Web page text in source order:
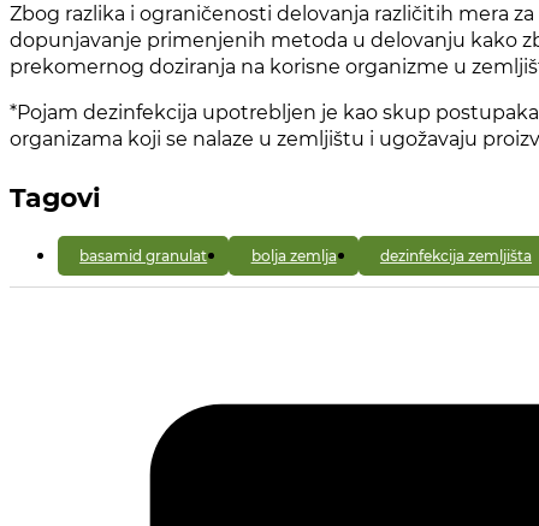
Zbog razlika i ograničenosti delovanja različitih mera
dopunjavanje primenjenih metoda u delovanju kako
prekomernog doziranja na korisne organizme u
*Pojam dezinfekcija upotrebljen je kao skup
organizama koji se nalaze u zemljištu i ugožavaju
Tagovi
basamid granulat bolja zemlja dezinfekcija zemljišta